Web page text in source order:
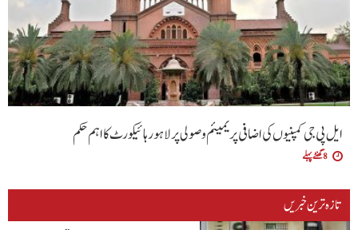
ایل پی جی کمپنیوں کی اضافی پریمیئم وصولی پر لاہور ہائیکورٹ کا اہم حکم
8 گھنٹے پہلے
تازہ ترین خبریں